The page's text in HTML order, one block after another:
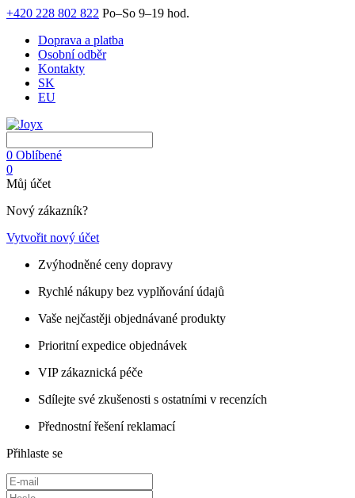
+420 228 802 822 Po–So 9–19 hod.
Doprava a platba
Osobní odběr
Kontakty
SK
EU
0 Oblíbené
0
Můj účet
Nový zákazník?
Vytvořit nový účet
Zvýhodněné ceny dopravy
Rychlé nákupy bez vyplňování údajů
Vaše nejčastěji objednávané produkty
Prioritní expedice objednávek
VIP zákaznická péče
Sdílejte své zkušenosti s ostatními v recenzích
Přednostní řešení reklamací
Přihlaste se